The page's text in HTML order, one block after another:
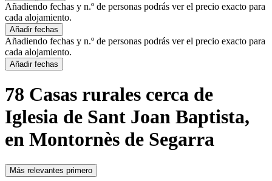
Añadiendo fechas y n.º de personas podrás ver el precio exacto para
cada alojamiento.
Añadir fechas
Añadiendo fechas y n.º de personas podrás ver el precio exacto para
cada alojamiento.
Añadir fechas
78 Casas rurales cerca de
Iglesia de Sant Joan Baptista,
en Montornès de Segarra
Más relevantes primero